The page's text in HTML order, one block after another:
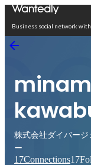
Business social network
株式会社ダイバー
ー
17Connections17